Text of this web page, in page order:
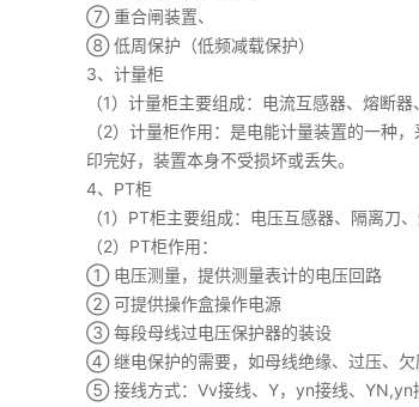
⑦ 重合闸装置、
⑧ 低周保护（低频减载保护）
3、计量柜
（1）计量柜主要组成：电流互感器、熔断
（2）计量柜作用：是电能计量装置的一种
印完好，装置本身不受损坏或丢失。
4、PT柜
（1）PT柜主要组成：电压互感器、隔离刀
（2）PT柜作用：
① 电压测量，提供测量表计的电压回路
② 可提供操作盒操作电源
③ 每段母线过电压保护器的装设
④ 继电保护的需要，如母线绝缘、过压、欠
⑤ 接线方式：Vv接线、Y，yn接线、YN,yn